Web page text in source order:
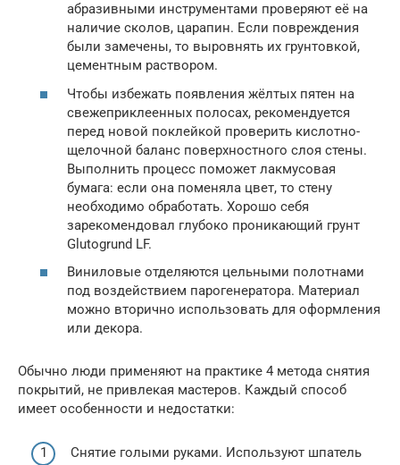
абразивными инструментами проверяют её на
наличие сколов, царапин. Если повреждения
были замечены, то выровнять их грунтовкой,
цементным раствором.
Чтобы избежать появления жёлтых пятен на
свежеприклеенных полосах, рекомендуется
перед новой поклейкой проверить кислотно-
щелочной баланс поверхностного слоя стены.
Выполнить процесс поможет лакмусовая
бумага: если она поменяла цвет, то стену
необходимо обработать. Хорошо себя
зарекомендовал глубоко проникающий грунт
Glutogrund LF.
Виниловые отделяются цельными полотнами
под воздействием парогенератора. Материал
можно вторично использовать для оформления
или декора.
Обычно люди применяют на практике 4 метода снятия
покрытий, не привлекая мастеров. Каждый способ
имеет особенности и недостатки:
Снятие голыми руками. Используют шпатель